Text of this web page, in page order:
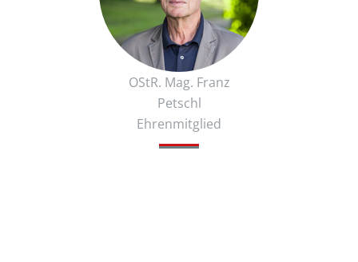
OStR. Mag. Franz
Petschl
Ehrenmitglied